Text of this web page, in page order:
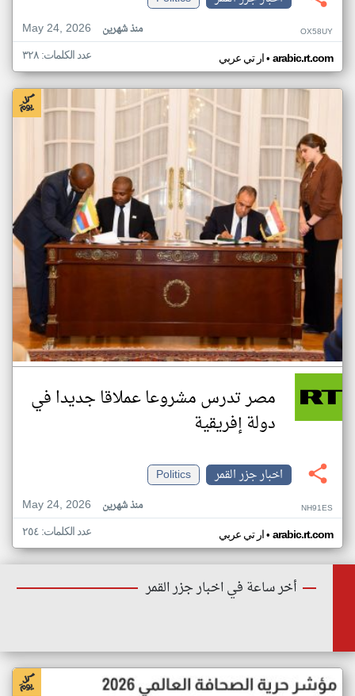
May 24, 2026
منذ شهرين OX58UY
ار تي عربي• arabic.rt.com عدد الكلمات: ٣٢٨
مصر تدرس مشروعا عملاقا جديدا في
دولة إفريقية
اخبار جزر القمر
Politics
May 24, 2026
منذ شهرين NH91ES
ار تي عربي• arabic.rt.com عدد الكلمات: ٢٥٤
أخر ساعة في اخبار جزر القمر